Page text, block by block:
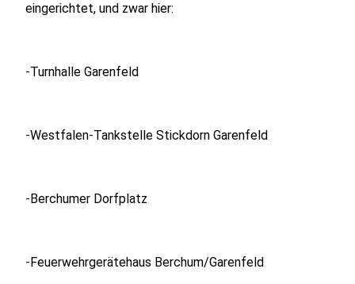
eingerichtet, und zwar hier:
-Turnhalle Garenfeld
-Westfalen-Tankstelle Stickdorn Garenfeld
-Berchumer Dorfplatz
-Feuerwehrgerätehaus Berchum/Garenfeld